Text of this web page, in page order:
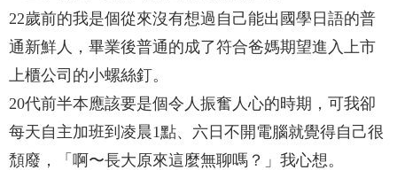
22歲前的我是個從來沒有想過自己能出國學日語的普
通新鮮人，畢業後普通的成了符合爸媽期望進入上市
上櫃公司的小螺絲釘。
20代前半本應該要是個令人振奮人心的時期，可我卻
每天自主加班到凌晨1點、六日不開電腦就覺得自己很
頹廢，「啊〜長大原來這麼無聊嗎？」我心想。